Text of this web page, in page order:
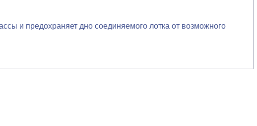
и предохраняет дно соединяемого лотка от возможного